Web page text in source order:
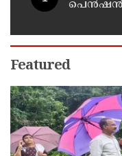
പെൻഷൻ
Featured